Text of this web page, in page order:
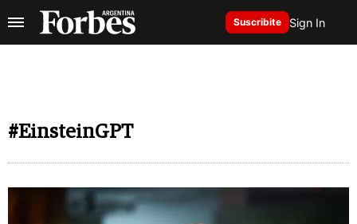
Suscribite Sign In
#EinsteinGPT